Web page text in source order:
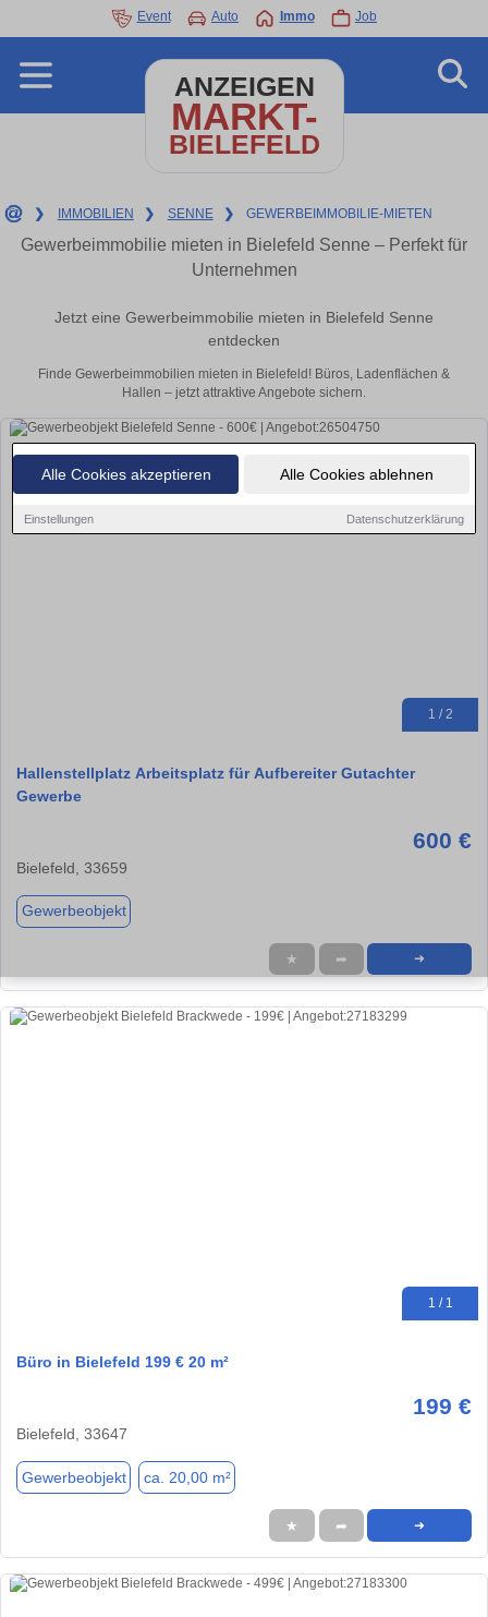
Alle Cookies akzeptieren Alle Cookies ablehnen
Einstellungen Datenschutzerklärung
Event Auto Immo Job
ANZEIGEN
MARKT-
BIELEFELD
❯ IMMOBILIEN ❯ SENNE ❯ GEWERBEIMMOBILIE-MIETEN
Gewerbeimmobilie mieten in Bielefeld Senne – Perfekt für
Unternehmen
Jetzt eine Gewerbeimmobilie mieten in Bielefeld Senne
entdecken
Finde Gewerbeimmobilien mieten in Bielefeld! Büros, Ladenflächen &
Hallen – jetzt attraktive Angebote sichern.
1 / 2
Hallenstellplatz Arbeitsplatz für Aufbereiter Gutachter
Gewerbe
600 €
Bielefeld, 33659
Gewerbeobjekt
★ ➦ ➜
1 / 1
Büro in Bielefeld 199 € 20 m²
199 €
Bielefeld, 33647
Gewerbeobjekt ca. 20,00 m²
★ ➦ ➜